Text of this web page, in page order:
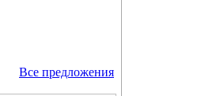
Все предложения